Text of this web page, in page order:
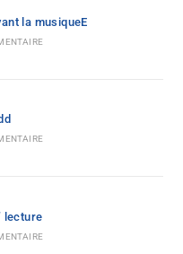
la musiqueE
lecture